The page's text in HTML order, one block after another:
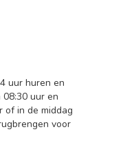
uur huren en
uur en
of in de middag
voor